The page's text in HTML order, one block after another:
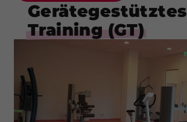
Gerätegestütztes
Training (GT)